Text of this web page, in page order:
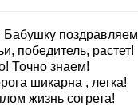
Бабушку поздравляем
победитель, растет!
Точно знаем!
шикарна , легка!
жизнь согрета!